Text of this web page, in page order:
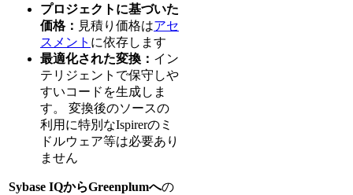
プロジェクトに基づいた
価格： 見積り価格はアセ
スメント に依存します
最適化された変換： イン
テリジェントで保守しや
すいコードを生成しま
す。 変換後のソースの
利用に特別なIspirerのミ
ドルウェア等は必要あり
ません
Sybase IQからGreenplumへの